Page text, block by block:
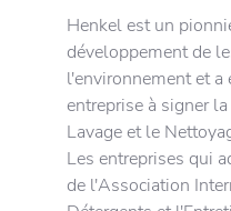
Henkel est un
développement de
l'environnement et a
entreprise à signer
Lavage et le
Les entreprises qui
de l'Association